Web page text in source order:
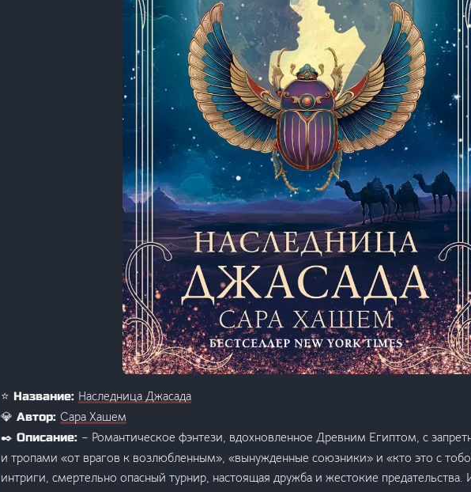
⭐ Название: Наследница Джасада
💎 Автор: Сара Хашем
✒️ Описание: – Романтическое фэнтези, вдохновленное Древним Египтом, с
и тропами «от врагов к возлюбленным», «вынужденные союзники» и «кто это с
интриги, смертельно опасный турнир, настоящая дружба и жестокие предательства.